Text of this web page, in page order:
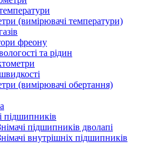
(вимірювачі температури)
фреону
та рідин
(вимірювачі обертання)
підшипників
підшипників дволапі
внутрішніх підшипників